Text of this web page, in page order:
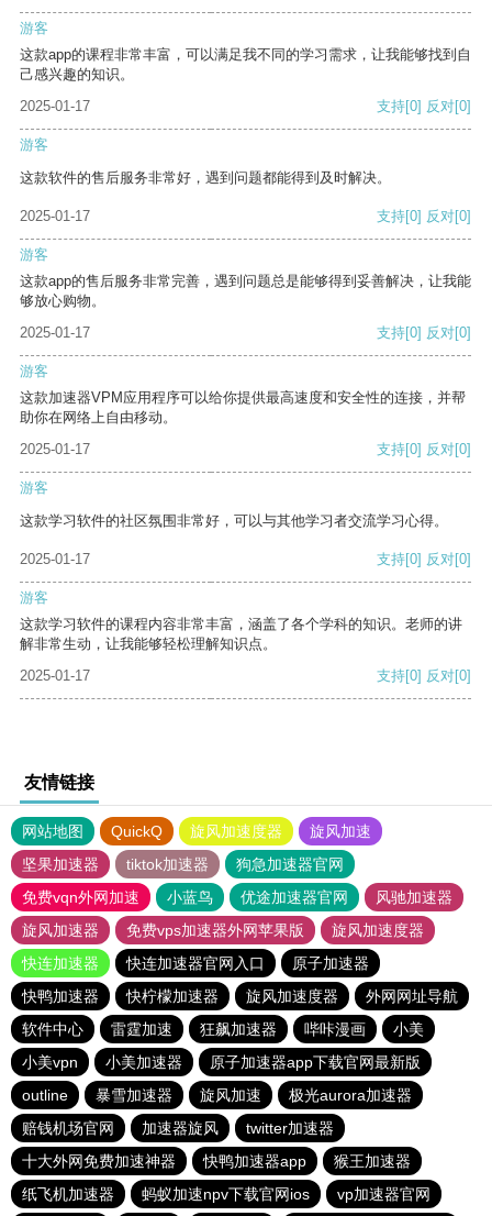
游客
这款app的课程非常丰富，可以满足我不同的学习需求，让我能够找到自
己感兴趣的知识。
2025-01-17
支持[0] 反对[0]
游客
这款软件的售后服务非常好，遇到问题都能得到及时解决。
2025-01-17 支持[0] 反对[0]
游客
这款app的售后服务非常完善，遇到问题总是能够得到妥善解决，让我能
够放心购物。
2025-01-17
支持[0] 反对[0]
游客
这款加速器VPM应用程序可以给你提供最高速度和安全性的连接，并帮
助你在网络上自由移动。
2025-01-17
支持[0] 反对[0]
游客
这款学习软件的社区氛围非常好，可以与其他学习者交流学习心得。
2025-01-17 支持[0] 反对[0]
游客
这款学习软件的课程内容非常丰富，涵盖了各个学科的知识。老师的讲
解非常生动，让我能够轻松理解知识点。
2025-01-17
支持[0] 反对[0]
友情链接
网站地图 QuickQ 旋风加速度器
旋风加速
坚果加速器
tiktok加速器
狗急加速器官网
免费vqn外网加速
小蓝鸟 优途加速器官网
风驰加速器
旋风加速器
免费vps加速器外网苹果版
旋风加速度器
快连加速器
快连加速器官网入口
原子加速器
快鸭加速器
快柠檬加速器 旋风加速度器
外网网址导航
软件中心
雷霆加速 狂飙加速器 哔咔漫画
小美
小美vpn
小美加速器
原子加速器app下载官网最新版
outline
暴雪加速器 旋风加速
极光aurora加速器
赔钱机场官网
加速器旋风
twitter加速器
十大外网免费加速神器
快鸭加速器app
猴王加速器
纸飞机加速器
蚂蚁加速npv下载官网ios vp加速器官网